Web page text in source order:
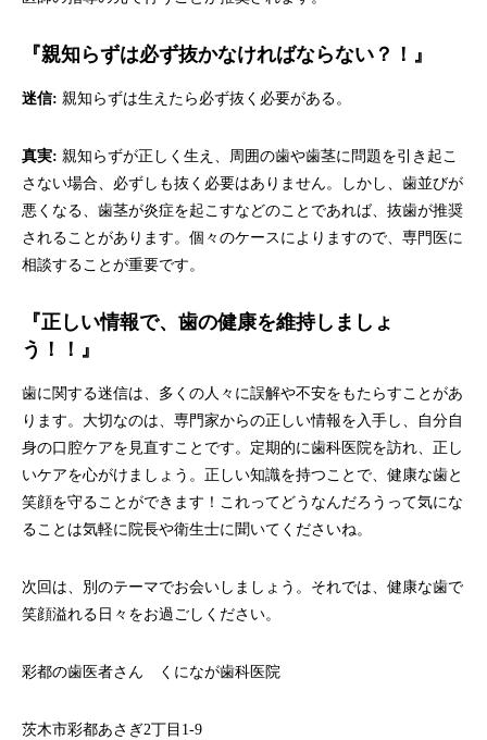
『親知らずは必ず抜かなければならない ？！』
迷信: 親知らずは生えたら必ず抜く必要がある。
真実: 親知らずが正しく生え、周囲の歯や歯茎に問題を引き起こ
さない場合、必ずしも抜く必要はありません。しかし、歯並びが
悪くなる、歯茎が炎症を起こすなどのことであれば、抜歯が推奨
されることがあります。個々のケースによりますので、専門医に
相談することが重要です。
『正しい情報で、歯の健康を維持しましょ
う！！』
歯に関する迷信は、多くの人々に誤解や不安をもたらすことがあ
ります。大切なのは、専門家からの正しい情報を入手し、自分自
身の口腔ケアを見直すことです。定期的に歯科医院を訪れ、正し
いケアを心がけましょう。正しい知識を持つことで、健康な歯と
笑顔を守ることができます！これってどうなんだろうって気にな
ることは気軽に院長や衛生士に聞いてくださいね。
次回は、別のテーマでお会いしましょう。それでは、健康な歯で
笑顔溢れる日々をお過ごしください。
彩都の歯医者さん くになが歯科医院
茨木市彩都あさぎ2丁目1-9